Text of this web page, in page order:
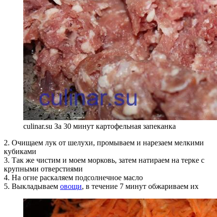
culinar.su За 30 минут картофельная запеканка
2. Очищаем лук от шелухи, промываем и нарезаем мелкими
кубиками
3. Так же чистим и моем морковь, затем натираем на терке с
крупными отверстиями
4. На огне раскаляем подсолнечное масло
5. Выкладываем овощи, в течение 7 минут обжариваем их